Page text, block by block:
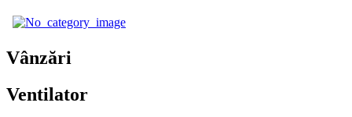
Vânzări
Ventilator